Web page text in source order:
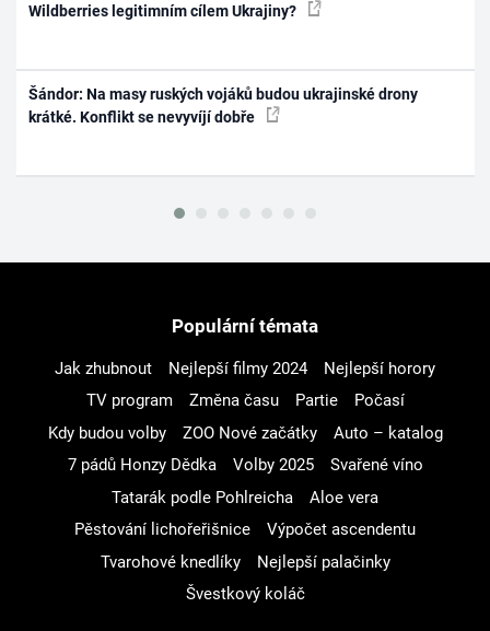
Wildberries legitimním cílem Ukrajiny?
Šándor: Na masy ruských vojáků budou ukrajinské drony
krátké. Konflikt se nevyvíjí dobře
Populární témata
Jak zhubnout Nejlepší filmy 2024
Nejlepší horory
TV program
Změna času Partie
Počasí
Kdy budou volby
ZOO Nové začátky
Auto – katalog
7 pádů Honzy Dědka
Volby 2025
Svařené víno
Tatarák podle Pohlreicha
Aloe vera
Pěstování lichořeřišnice
Výpočet ascendentu
Tvarohové knedlíky
Nejlepší palačinky
Švestkový koláč